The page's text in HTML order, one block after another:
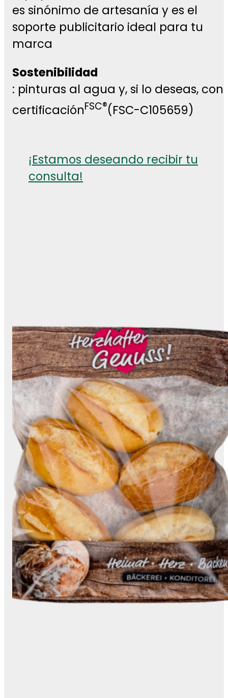
es sinónimo de artesanía y es el
soporte publicitario ideal para tu
marca
Sostenibilidad
: pinturas al agua y, si lo deseas, con
certificaciónFSC®(FSC-C105659)
¡Estamos deseando recibir tu
consulta!